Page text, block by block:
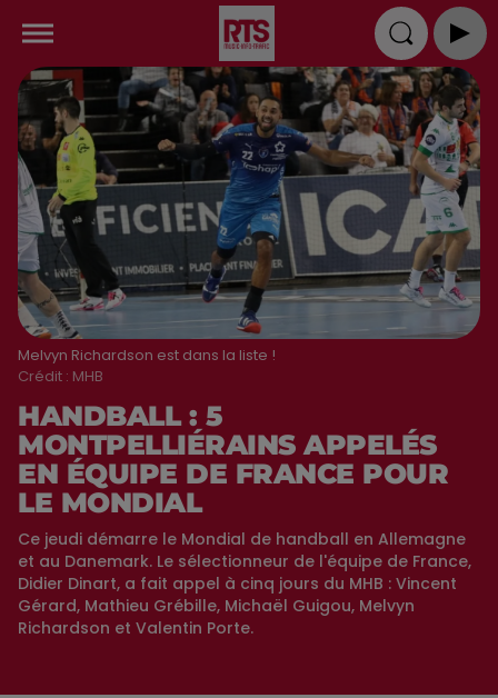
Melvyn Richardson est dans la liste !
Crédit : MHB
HANDBALL : 5
MONTPELLIÉRAINS APPELÉS
EN ÉQUIPE DE FRANCE POUR
LE MONDIAL
Ce jeudi démarre le Mondial de handball en Allemagne
et au Danemark. Le sélectionneur de l'équipe de France,
Didier Dinart, a fait appel à cinq jours du MHB : Vincent
Gérard, Mathieu Grébille, Michaël Guigou, Melvyn
Richardson et Valentin Porte.